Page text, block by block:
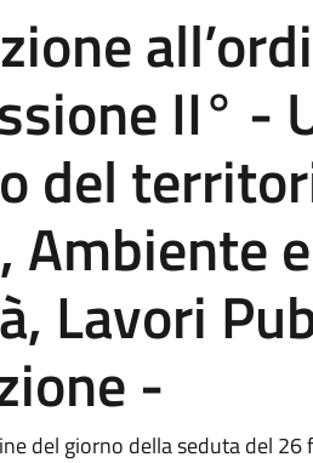
II° -
del
Ambiente
Lavori
-
del giorno della seduta del